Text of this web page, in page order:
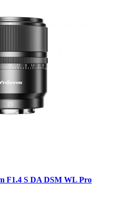
F1.4 S DA DSM WL Pro